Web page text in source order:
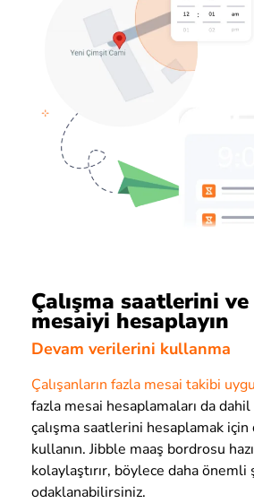
Çalışma saatlerini
mesaiyi hesaplayın
Devam verilerini kullanma
Çalışanların fazla mesai takibi
fazla mesai hesaplamaları da
çalışma saatlerini hesaplamak
kullanın. Jibble maaş bordrosu
kolaylaştırır, böylece daha önemli
odaklanabilirsiniz.